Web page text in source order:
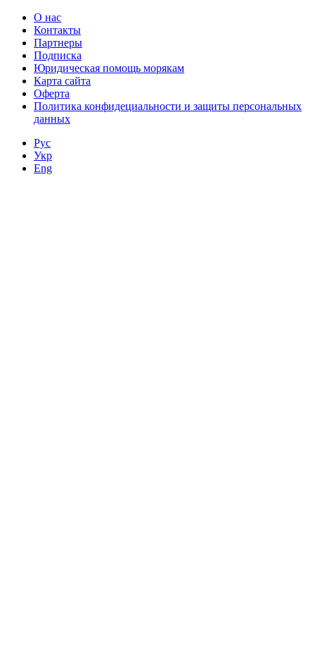
О нас
Контакты
Партнеры
Подписка
Юридическая помощь морякам
Карта сайта
Оферта
Политика конфидециальности и защиты персональных
данных
Рус
Укр
Eng